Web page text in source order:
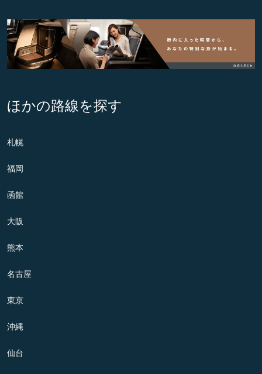
ほかの路線を探す
札幌
福岡
函館
大阪
熊本
名古屋
東京
沖縄
仙台